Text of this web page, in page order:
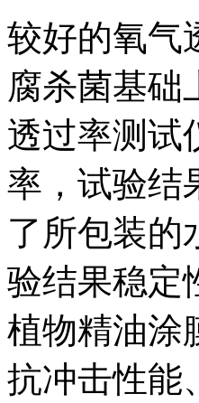
较好的氧气
腐杀菌基础
透过率测试
率，试验结
了所包装的
验结果稳定
植物精油涂
抗冲击性能